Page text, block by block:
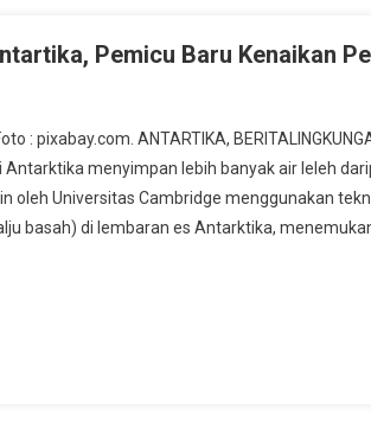
Pemicu Baru Kenaikan
: pixabay.com. ANTARTIKA,
menyimpan lebih banyak air leleh
oleh Universitas Cambridge menggunakan
basah) di lembaran es Antarktika,